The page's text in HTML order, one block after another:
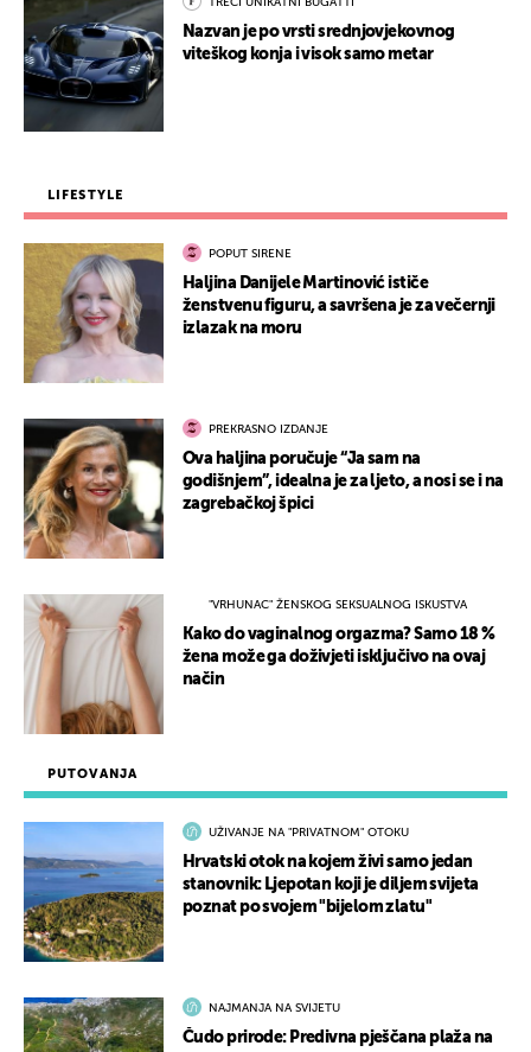
PUTOVANJA
UŽIVANJE NA "PRIVATNOM" OTOKU
Hrvatski otok na kojem živi samo jedan
stanovnik: Ljepotan koji je diljem svijeta
poznat po svojem "bijelom zlatu"
NAJMANJA NA SVIJETU
Čudo prirode: Predivna pješčana plaža na
TREĆI UNIKATNI BUGATTI
Nazvan je po vrsti srednjovjekovnog
viteškog konja i visok samo metar
LIFESTYLE
POPUT SIRENE
Haljina Danijele Martinović ističe
ženstvenu figuru, a savršena je za večernji
izlazak na moru
PREKRASNO IZDANJE
Ova haljina poručuje “Ja sam na
godišnjem”, idealna je za ljeto, a nosi se i na
zagrebačkoj špici
"VRHUNAC" ŽENSKOG SEKSUALNOG ISKUSTVA
Kako do vaginalnog orgazma? Samo 18 %
žena može ga doživjeti isključivo na ovaj
način